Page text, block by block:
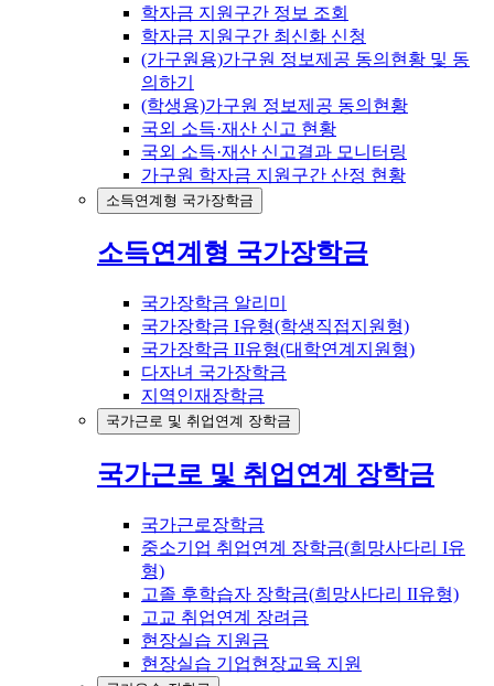
학자금 지원구간 정보 조회
학자금 지원구간 최신화 신청
(가구원용)가구원 정보제공 동의현황 및 동
의하기
(학생용)가구원 정보제공 동의현황
국외 소득·재산 신고 현황
국외 소득·재산 신고결과 모니터링
가구원 학자금 지원구간 산정 현황
소득연계형 국가장학금
소득연계형 국가장학금
국가장학금 알리미
국가장학금 I유형(학생직접지원형)
국가장학금 II유형(대학연계지원형)
다자녀 국가장학금
지역인재장학금
국가근로 및 취업연계 장학금
국가근로 및 취업연계 장학금
국가근로장학금
중소기업 취업연계 장학금(희망사다리 I유
형)
고졸 후학습자 장학금(희망사다리 II유형)
고교 취업연계 장려금
현장실습 지원금
현장실습 기업현장교육 지원